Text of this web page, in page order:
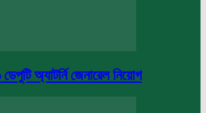
অ্যাটর্নি জেনারেল নিয়োগ